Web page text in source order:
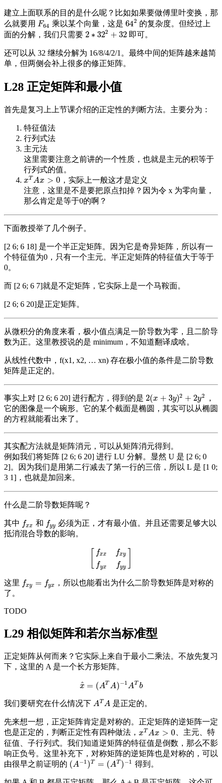
建立上面联系的目的是什么呢？比如如果要做傅里叶变换，那
么就要用 F64
F64 乘以某个向量，这是 642
642 的复杂度。但经过上
面的分解，我们只需要 2 ∗ 322 + 32
2 ∗ 322+32 即可。
还可以从 32 继续分解为 16/8/4/2/1。最终中间的矩阵越来越简
单，但两侧会补上很多的修正矩阵。
L28 正定矩阵和最小值
首先是复习上上节课介绍的正定性的判断方法。主要分为：
特征值法
行列式法
主元法
这里需要注意之前讲的一个性质，也就是主元的积等于
行列式的值。
xT Ax > 0
xT Ax> 0
，实际上一般这才是定义
注意，这里是不是要把原点扣掉？因为令 x 为零向量，
那么肯定是等于0的啊？
下面教授举了几个例子。
[2 6; 6 18] 是一个半正定矩阵。因为它是奇异矩阵，所以有一
个特征值为0，只有一个主元。半正定矩阵的特征值大于等于
0。
而 [2 6; 6 7]就是不定矩阵，它实际上是一个马鞍面。
[2 6; 6 20]是正定矩阵。
从微积分的角度来看，极小值点满足一阶导数为零，且二阶导
数为正。这里教授说的是 minimum，不知道翻译成啥。
从线性代数中，f(x1, x2, … xn) 存在极小值的条件是二阶导数
矩阵是正定的。
事实上对 [2 6; 6 20] 进行配方，得到的是 2(x + 3y)2 + 2y2
2(x+ 3y )2+2 y2
，
它的图像是一个碗形。它的某个截面是椭圆，其实可以从椭圆
的方程就能看出来了。
其实配方法就是矩阵消元，可以从矩阵消元得到。
例如我们将矩阵 [2 6; 6 20] 进行 LU 分解。显然 U 是 [2 6; 0
2]。因为我们是用第二行减去了第一行的三倍，所以 L 是 [1 0;
3 1]，也就是加回来。
什么是二阶导数矩阵呢？
其中 fxx
fxx 和 fyy
fyy 必须为正，才有最小值。并且还需要足够大以
抵消混合导数的影响。
fxx
fyx
fxy
fyy
xxfx yxf
这里 fxy = fyx
fxy =fy x
，所以也能看出为什么二阶导数矩阵是对称的
了。
TODO
L29 相似矩阵和若尔当标准型
正定矩阵从何而来？它实际上来自于最小二乘法。不放先复习
下，这里的 A 是一个长方形矩阵。
x
^ = (AT A) −1AT b
x^= (AT A)−1ATb
我们要研究在什么情况下 AT A
AT A 是正定的。
先来想一想，正定矩阵肯定是对称的。正定矩阵的逆矩阵一定
也是正定的，判断正定性有四种做法， xT Ax > 0
xT Ax> 0
、主元、特
征值、子行列式。我们知道逆矩阵的特征值是倒数，那么不影
响正负号。这里补充下，对称矩阵的逆矩阵也是对称的，可以
由很早之前证明的 (A−1 )T = (AT ) −1
(A−1 )T (A T)−1 得到。